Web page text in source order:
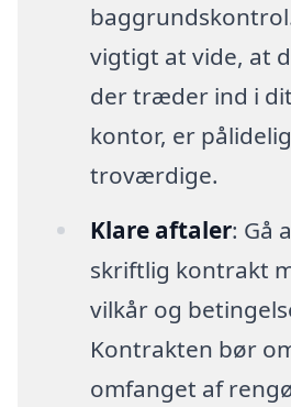
vigtigt at vide, at
der træder ind i
kontor, er
troværdige.
Klare aftaler: Gå
skriftlig kontrakt
vilkår og
Kontrakten bør
omfanget af